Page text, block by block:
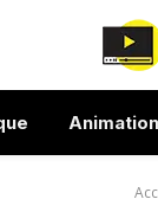
Animation